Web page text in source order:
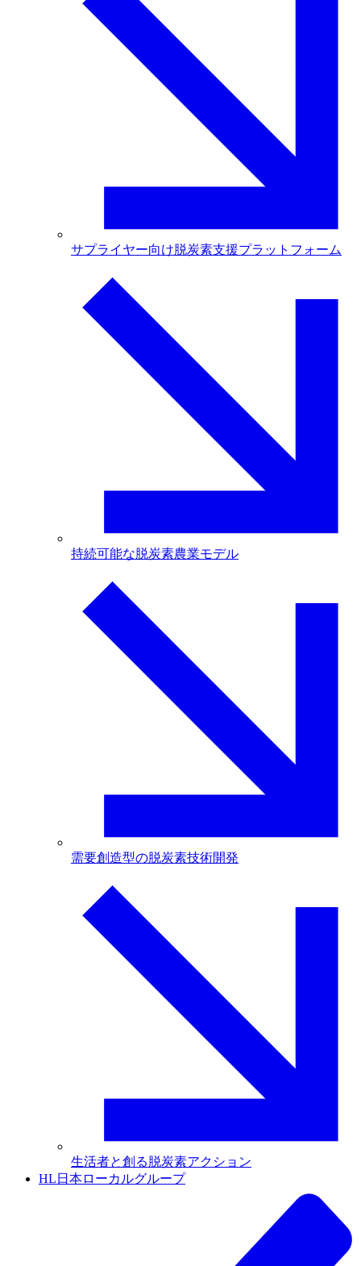
サプライヤー向け脱炭素支援プラットフォーム
持続可能な脱炭素農業モデル
需要創造型の脱炭素技術開発
生活者と創る脱炭素アクション
HL日本ローカルグループ